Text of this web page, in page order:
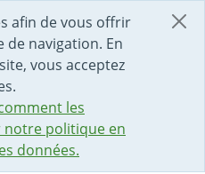
afin de vous offrir
de navigation. En
vous acceptez
les
notre politique en
données.
PAGE